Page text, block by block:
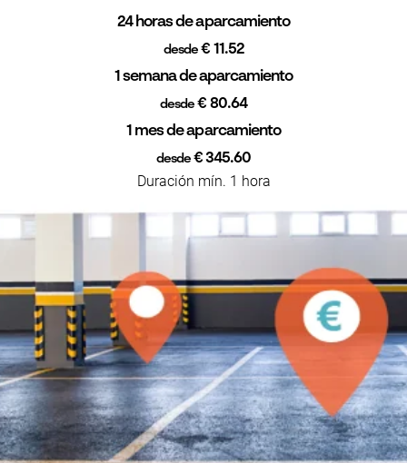
24 horas de aparcamiento
desde € 11.52
1 semana de aparcamiento
desde € 80.64
1 mes de aparcamiento
desde€ 345.60
Duración mín. 1 hora